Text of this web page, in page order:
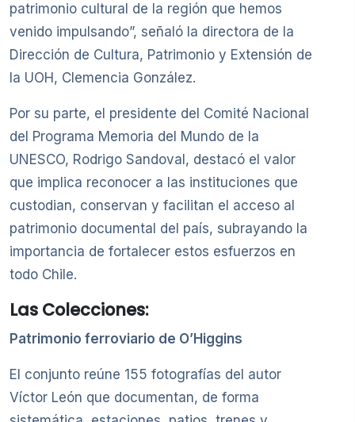
patrimonio cultural de la región que hemos
venido impulsando”, señaló la directora de la
Dirección de Cultura, Patrimonio y Extensión de
la UOH, Clemencia González.
Por su parte, el presidente del Comité Nacional
del Programa Memoria del Mundo de la
UNESCO, Rodrigo Sandoval, destacó el valor
que implica reconocer a las instituciones que
custodian, conservan y facilitan el acceso al
patrimonio documental del país, subrayando la
importancia de fortalecer estos esfuerzos en
todo Chile.
Las Colecciones:
Patrimonio ferroviario de O’Higgins
El conjunto reúne 155 fotografías del autor
Víctor León que documentan, de forma